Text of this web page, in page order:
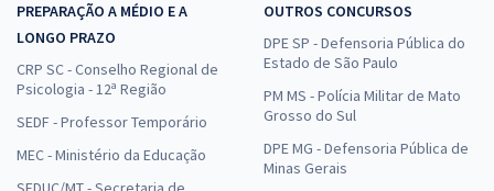
Enfermagem (Pré-edital)
à vista
ou 12x de
18,66
Economize R$ 55,98 (-20%)
Comprar
PREPARAÇÃO A MÉDIO E A
LONGO PRAZO
CRP SC - Conselho Regional de
Psicologia - 12ª Região
SEDF - Professor Temporário
MEC - Ministério da Educação
OUTROS CONCURSOS
DPE SP - Defensoria Pública do
Estado de São Paulo
PM MS - Polícia Militar de Mato
Grosso do Sul
DPE MG - Defensoria Pública de
Minas Gerais